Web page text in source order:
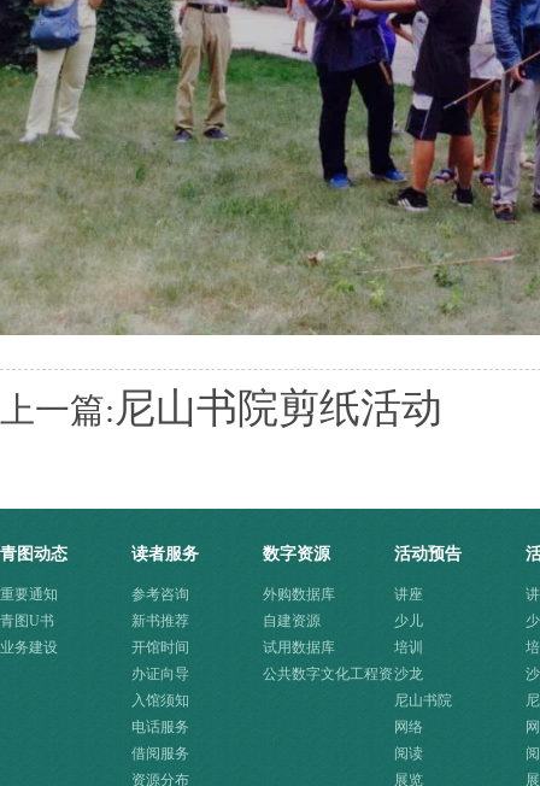
上一篇:尼山书院剪纸活动
青图动态
重要通知
青图U书
业务建设
读者服务
参考咨询
新书推荐
开馆时间
办证向导
入馆须知
电话服务
借阅服务
资源分布
数字资源
外购数据库
自建资源
试用数据库
公共数字文化工程资
活动预告
讲座
少儿
培训
沙龙
尼山书院
网络
阅读
展览